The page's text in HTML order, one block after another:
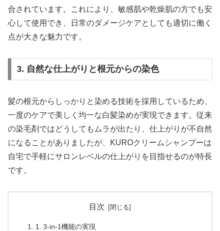
合されています。これにより、敏感肌や乾燥肌の方でも安
心して使用でき、日常のダメージケアとしても適切に働く
点が大きな魅力です。
3. 自然な仕上がりと根元からの染色
髪の根元からしっかりと染める技術を採用しているため、
一度のケアで美しく均一な白髪染めが実現できます。従来
の染毛剤ではどうしてもムラが出たり、仕上がりが不自然
になることがありましたが、KUROクリームシャンプーは
自宅で手軽にサロンレベルの仕上がりを目指せるのが特長
です。
目次
1. 3-in-1機能の実現